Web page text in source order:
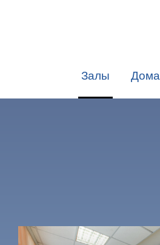
Залы Дома